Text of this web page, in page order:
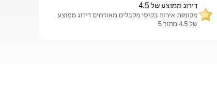
דירוג ממוצע של 4.5
מקומות אירוח בקיסי מקבלים מאורחים דירוג ממוצע
של 4.5 מתוך 5